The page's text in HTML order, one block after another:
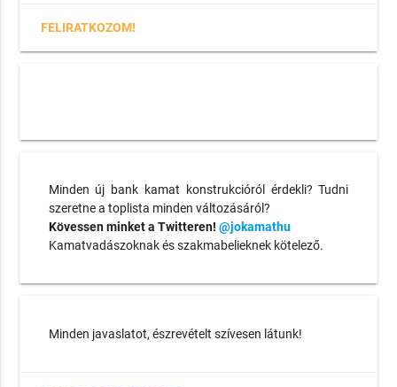
FELIRATKOZOM!
Minden új bank kamat konstrukcióról érdekli? Tudni
szeretne a toplista minden változásáról?
Kövessen minket a Twitteren! @jokamathu
Kamatvadászoknak és szakmabelieknek kötelező.
Minden javaslatot, észrevételt szívesen látunk!